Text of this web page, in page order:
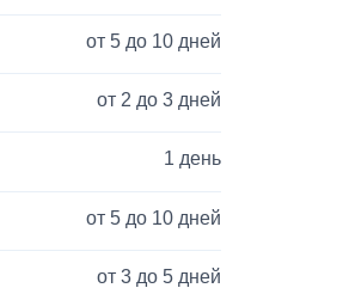
от 5 до 10 дней
от 2 до 3 дней
1 день
от 5 до 10 дней
от 3 до 5 дней